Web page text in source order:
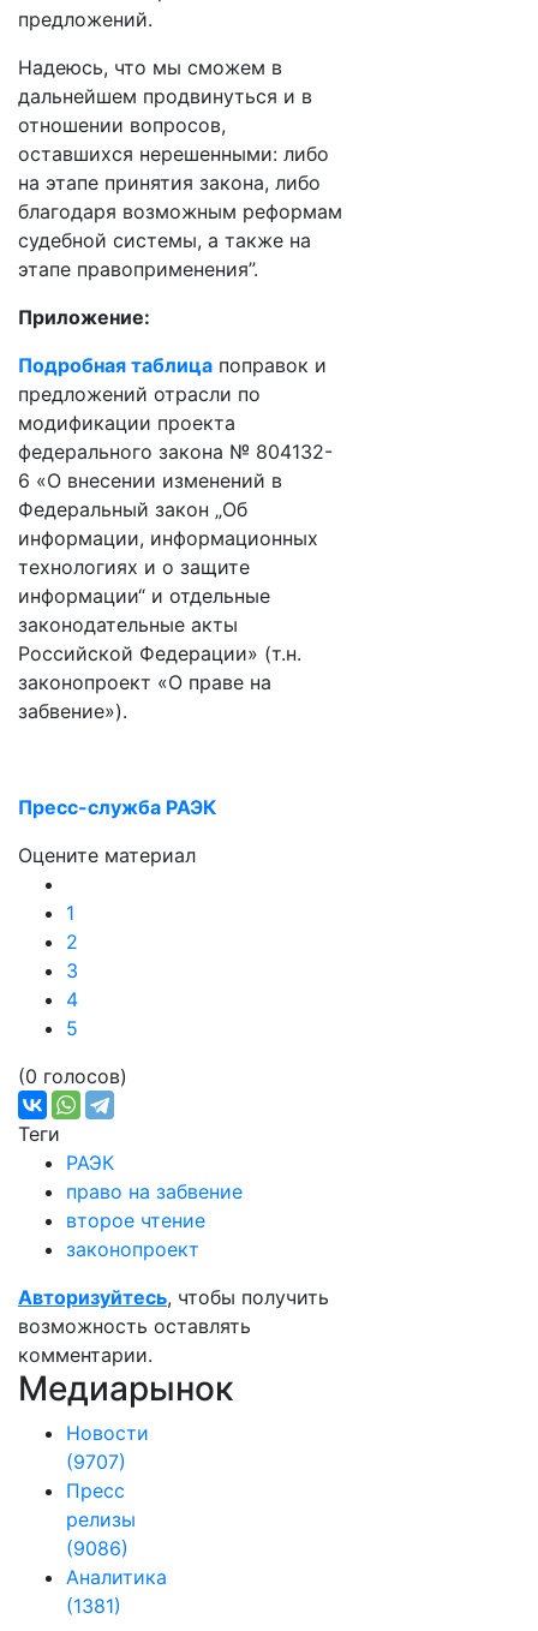
предложений.
Надеюсь, что мы сможем в
дальнейшем продвинуться и в
отношении вопросов,
оставшихся нерешенными: либо
на этапе принятия закона, либо
благодаря возможным реформам
судебной системы, а также на
этапе правоприменения”.
Приложение:
Подробная таблица поправок и
предложений отрасли по
модификации проекта
федерального закона № 804132-
6 «О внесении изменений в
Федеральный закон „Об
информации, информационных
технологиях и о защите
информации“ и отдельные
законодательные акты
Российской Федерации» (т.н.
законопроект «О праве на
забвение»).
Пресс-служба РАЭК
Оцените материал
1
2
3
4
5
(0 голосов)
Теги
РАЭК
право на забвение
второе чтение
законопроект
Авторизуйтесь, чтобы получить
возможность оставлять
комментарии.
Медиарынок
Новости
(9707)
Пресс
релизы
(9086)
Аналитика
(1381)